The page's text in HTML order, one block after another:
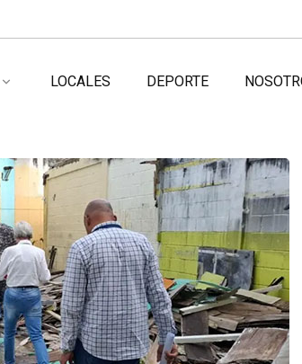
LOCALES DEPORTE